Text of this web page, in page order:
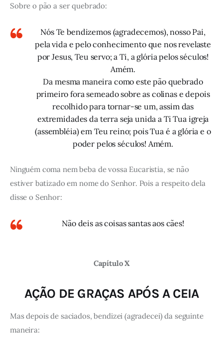
Sobre o pão a ser quebrado:
Nós Te bendizemos (agradecemos), nosso Pai,
pela vida e pelo conhecimento que nos revelaste
por Jesus, Teu servo; a Ti, a glória pelos séculos!
Amém.
Da mesma maneira como este pão quebrado
primeiro fora semeado sobre as colinas e depois
recolhido para tornar-se um, assim das
extremidades da terra seja unida a Ti Tua igreja
(assembléia) em Teu reino; pois Tua é a glória e o
poder pelos séculos! Amém.
Ninguém coma nem beba de vossa Eucaristia, se não
estiver batizado em nome do Senhor. Pois a respeito dela
disse o Senhor:
Não deis as coisas santas aos cães!
Capítulo X
AÇÃO DE GRAÇAS APÓS A CEIA
Mas depois de saciados, bendizei (agradecei) da seguinte
maneira: